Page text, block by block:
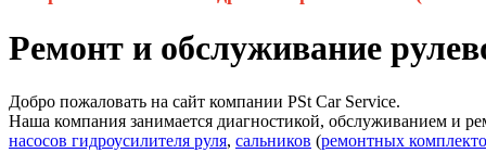
Ремонт и обслуживание
Добро пожаловать на сайт компании PSt Car Service.
Наша компания занимается диагностикой, обслуживанием и
насосов гидроусилителя руля, сальников (ремонтных